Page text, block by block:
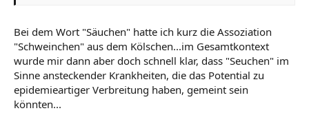
Bei dem Wort "Säuchen" hatte ich kurz die Assoziation
"Schweinchen" aus dem Kölschen...im Gesamtkontext
wurde mir dann aber doch schnell klar, dass "Seuchen" im
Sinne ansteckender Krankheiten, die das Potential zu
epidemieartiger Verbreitung haben, gemeint sein
könnten...